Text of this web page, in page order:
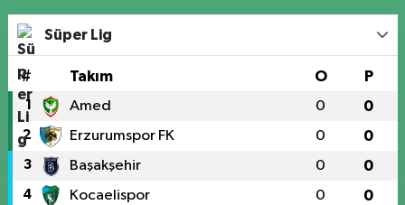
Süper Lig
# Takım O P
1 Amed 0 0
2 Erzurumspor FK 0 0
3 Başakşehir 0 0
4 Kocaelispor 0 0